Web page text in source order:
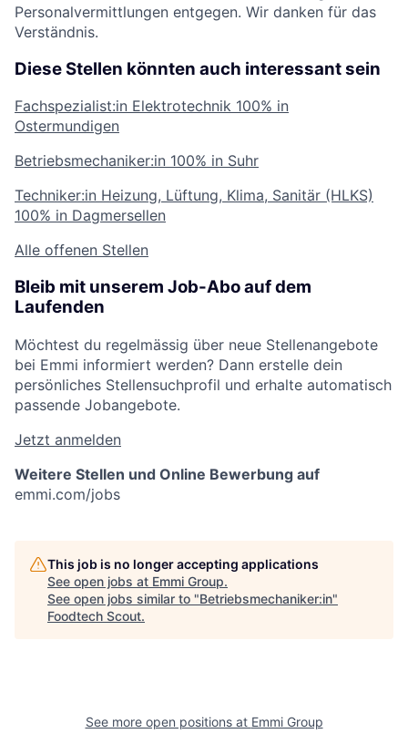
Personalvermittlungen entgegen. Wir danken für das
Verständnis.
Diese Stellen könnten auch interessant sein
Fachspezialist:in Elektrotechnik 100% in
Ostermundigen
Betriebsmechaniker:in 100% in Suhr
Techniker:in Heizung, Lüftung, Klima, Sanitär (HLKS)
100% in Dagmersellen
Alle offenen Stellen
Bleib mit unserem Job-Abo auf dem
Laufenden
Möchtest du regelmässig über neue Stellenangebote
bei Emmi informiert werden? Dann erstelle dein
persönliches Stellensuchprofil und erhalte automatisch
passende Jobangebote.
Jetzt anmelden
Weitere Stellen und Online Bewerbung auf
emmi.com/jobs
This job is no longer accepting applications
See open jobs at Emmi Group.
See open jobs similar to "Betriebsmechaniker:in"
Foodtech Scout.
See more open positions at Emmi Group